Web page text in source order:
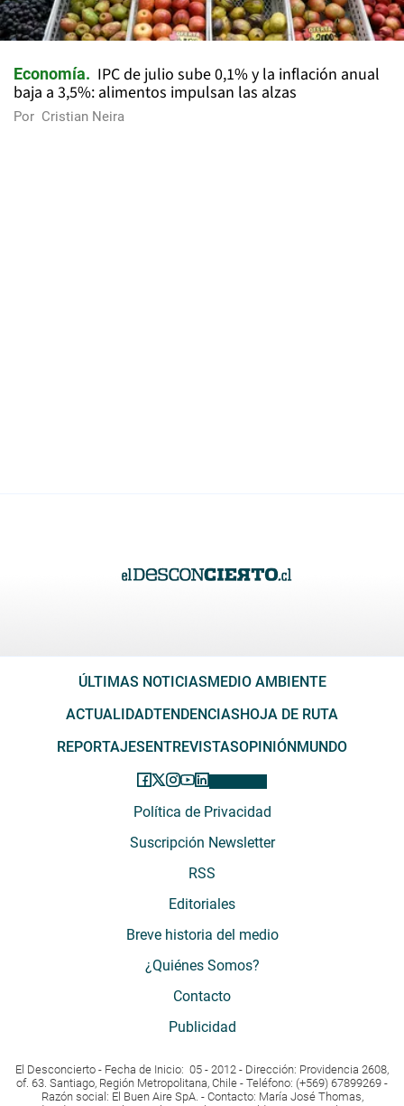
Economía
IPC de julio sube 0,1% y la inflación anual
baja a 3,5%: alimentos impulsan las alzas
Por Cristian Neira
ÚLTIMAS NOTICIASMEDIO AMBIENTE
ACTUALIDADTENDENCIASHOJA DE RUTA
REPORTAJESENTREVISTASOPINIÓNMUNDO
Política de Privacidad
Suscripción Newsletter
RSS
Editoriales
Breve historia del medio
¿Quiénes Somos?
Contacto
Publicidad
El Desconcierto - Fecha de Inicio: 05 - 2012 - Dirección: Providencia 2608,
of. 63. Santiago, Región Metropolitana, Chile - Teléfono: (+569) 67899269 -
Razón social: El Buen Aire SpA. - Contacto: María José Thomas,